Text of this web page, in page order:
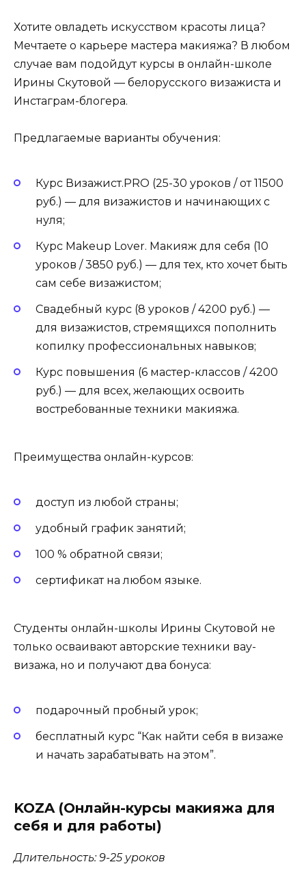
Хотите овладеть искусством красоты лица?
Мечтаете о карьере мастера макияжа? В любом
случае вам подойдут курсы в онлайн-школе
Ирины Скутовой — белорусского визажиста и
Инстаграм-блогера.
Предлагаемые варианты обучения:
Курс Визажист.PRO (25-30 уроков / от 11500
руб.) — для визажистов и начинающих с
нуля;
Курс Makeup Lover. Макияж для себя (10
уроков / 3850 руб.) — для тех, кто хочет быть
сам себе визажистом;
Свадебный курс (8 уроков / 4200 руб.) —
для визажистов, стремящихся пополнить
копилку профессиональных навыков;
Курс повышения (6 мастер-классов / 4200
руб.) — для всех, желающих освоить
востребованные техники макияжа.
Преимущества онлайн-курсов:
доступ из любой страны;
удобный график занятий;
100 % обратной связи;
сертификат на любом языке.
Студенты онлайн-школы Ирины Скутовой не
только осваивают авторские техники вау-
визажа, но и получают два бонуса:
подарочный пробный урок;
бесплатный курс “Как найти себя в визаже
и начать зарабатывать на этом”.
KOZA (Онлайн-курсы макияжа для
себя и для работы)
Длительность: 9-25 уроков